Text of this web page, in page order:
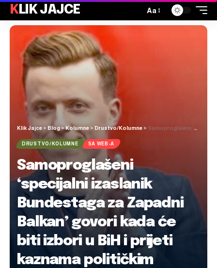
KLIK JAJCE Aa
Klik Jajce > Blog>Kolumne> Drustvo/Kolumne > Samoproglašeni ‘specijalni izaslanik Bundestaga za Zapadni Balkan’ govori kada će biti izbori u BiH i prijeti kaznama političkim liderima
DRUSTVO/KOLUMNE SA WEB-A
Samoproglašeni
‘specijalni izaslanik
Bundestaga za Zapadni
Balkan’ govori kada će
biti izbori u BiH i prijeti
kaznama političkim